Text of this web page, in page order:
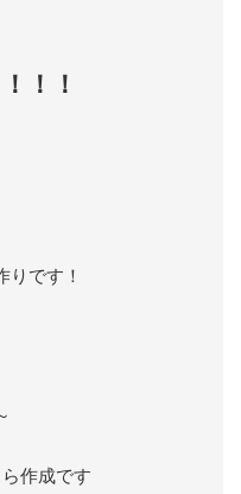
！！
りです！
作成です